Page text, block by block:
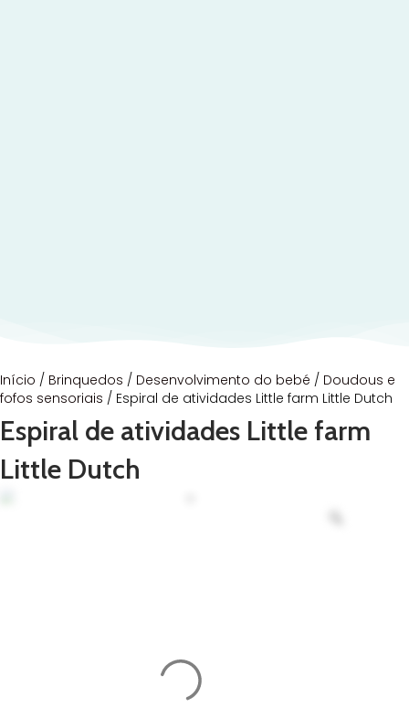
Início / Brinquedos / Desenvolvimento do bebé / Doudous e
fofos sensoriais / Espiral de atividades Little farm Little Dutch
Espiral de atividades Little farm
Little Dutch